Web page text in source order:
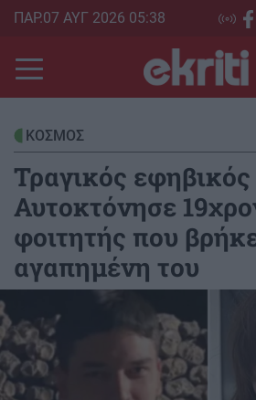
Skip
main
content
ΠΑΡ.07 ΑΥΓ 2026 05:38
ΚΟΣΜΟΣ
Τραγικός
Αυτοκτόνησε
φοιτητής που
αγαπημένη του